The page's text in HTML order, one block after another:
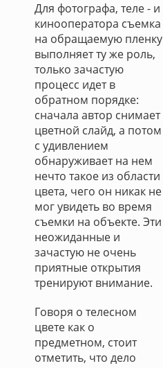
Для фотографа, теле - и
кинооператора съемка
на обращаемую пленку
выполняет ту же роль,
только зачастую
процесс идет в
обратном порядке:
сначала автор снимает
цветной слайд, а потом
с удивлением
обнаруживает на нем
нечто такое из области
цвета, чего он никак не
мог увидеть во время
съемки на объекте. Эти
неожиданные и
зачастую не очень
приятные открытия
тренируют внимание.
Говоря о телесном
цвете как о
предметном, стоит
отметить, что дело